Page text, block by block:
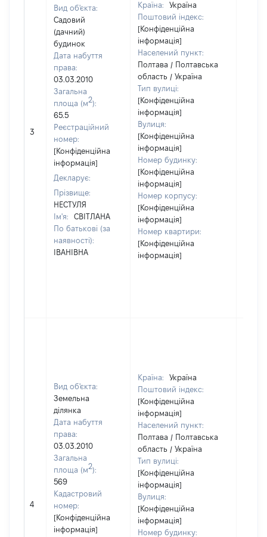
3
Вид об'єкта:
Садовий
(дачний)
будинок
Дата набуття
права:
03.03.2010
Загальна
площа (м2):
65.5
Реєстраційний
номер:
[Конфіденційна
інформація]
Декларує:
Прізвище:
НЕСТУЛЯ
Ім'я:
СВІТЛАНА
По батькові (за
наявності):
ІВАНІВНА
Країна:
Україна
Поштовий індекс:
[Конфіденційна
інформація]
Населений пункт:
Полтава / Полтавська
область / Україна
Тип вулиці:
[Конфіденційна
інформація]
Вулиця:
[Конфіденційна
інформація]
Номер будинку:
[Конфіденційна
інформація]
Номер корпусу:
[Конфіденційна
інформація]
Номер квартири:
[Конфіденційна
інформація]
4
Вид об'єкта:
Земельна
ділянка
Дата набуття
права:
03.03.2010
Загальна
площа (м2):
569
Кадастровий
номер:
[Конфіденційна
інформація]
Країна:
Україна
Поштовий індекс:
[Конфіденційна
інформація]
Населений пункт:
Полтава / Полтавська
область / Україна
Тип вулиці:
[Конфіденційна
інформація]
Вулиця:
[Конфіденційна
інформація]
Номер будинку: